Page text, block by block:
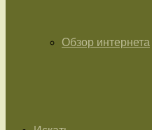
Обзор интернета